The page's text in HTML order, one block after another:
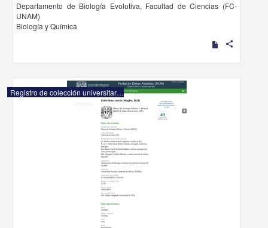
Departamento de Biología Evolutiva, Facultad de Ciencias (FC-
UNAM)
Biología y Química
share
Registro de colección universitaria